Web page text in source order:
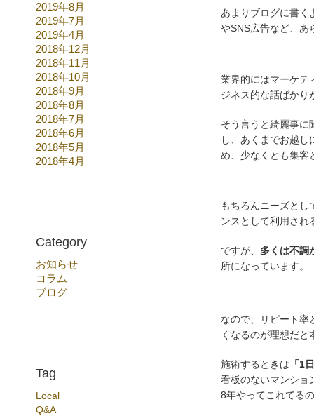
2019年8月
2019年7月
2019年4月
2018年12月
2018年11月
2018年10月
2018年9月
2018年8月
2018年7月
2018年6月
2018年5月
2018年4月
Category
お知らせ
コラム
ブログ
Tag
Local
Q&A
あまりブログに書く
やSNS広告など、あ
業界的にはマーケテ
ジネス的な話ばかり
そう言うと綺麗事に
し、あくまでお越
め、少なくとも集客
もちろんニーズとし
ンスとして利用され
ですが、 多くは不調
所になっています。
なので、リピート率
くなるのが理想だと
施術するときは 「1
看板のないマンショ
8年やってこれてる